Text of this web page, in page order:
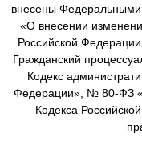
внесены
«О внесении
Российской
Гражданский
Кодекс
Федерации», № 80-ФЗ
Кодекса